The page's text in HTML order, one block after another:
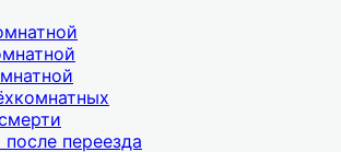
переезда